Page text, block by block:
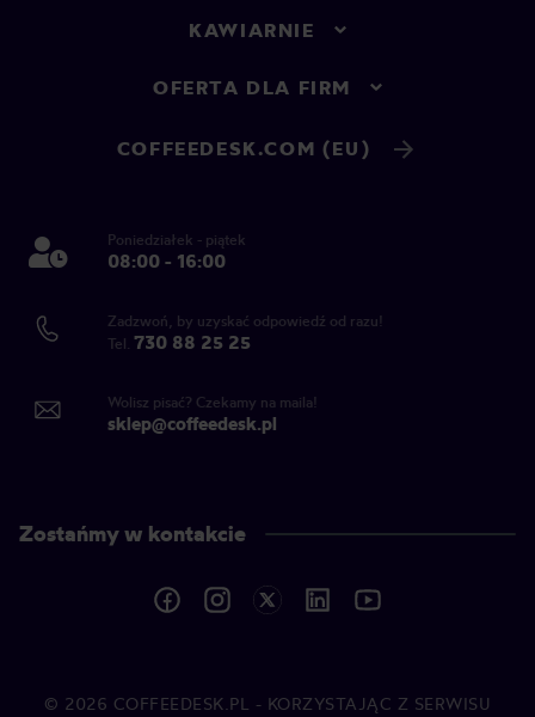
KAWIARNIE
OFERTA DLA FIRM
COFFEEDESK.COM (EU)
Poniedziałek - piątek
08:00 - 16:00
Zadzwoń, by uzyskać odpowiedź od razu!
Tel. 730 88 25 25
Wolisz pisać? Czekamy na maila!
sklep@coffeedesk.pl
Zostańmy w kontakcie
© 2026 COFFEEDESK.PL - KORZYSTAJĄC Z SERWISU